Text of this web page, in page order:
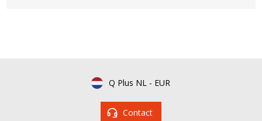
Q Plus NL - EUR
Contact